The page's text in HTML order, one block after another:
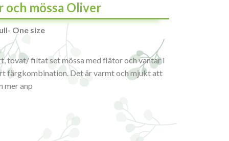
och mössa Oliver
One size
tovat/ filtat set mössa med flätor och vantar i
färgkombination. Det är varmt och mjukt att
mer anp